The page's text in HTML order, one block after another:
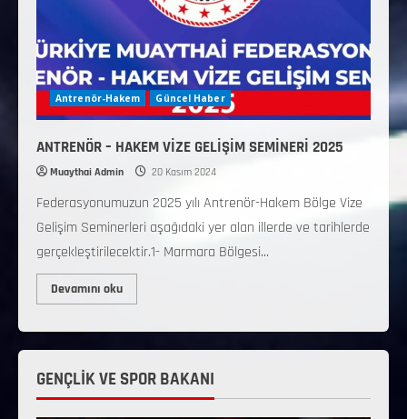
Antrenör-Hakem Güncel Haber
ANTRENÖR – HAKEM VİZE GELİŞİM SEMİNERİ 2025
Muaythai Admin 20 Kasım 2024
Federasyonumuzun 2025 yılı Antrenör-Hakem Bölge Vize
Gelişim Seminerleri aşağıdaki yer alan illerde ve tarihlerde
gerçekleştirilecektir.1- Marmara Bölgesi...
Devamını oku
GENÇLİK VE SPOR BAKANI